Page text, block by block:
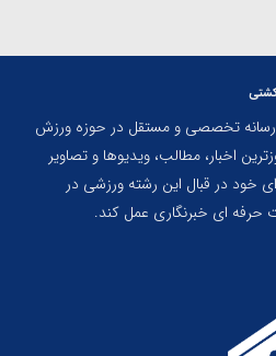
رسانه تخصصی و مستقل در حوزه ورزش
اخبار، مطالب، ویدیوها و تصاویر
خود در قبال این رشته ورزشی در
حرفه ای خبرنگاری عمل کند.